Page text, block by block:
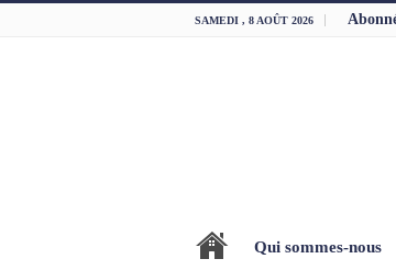
SAMEDI , 8 AOÛT 2026
Qui sommes-nous